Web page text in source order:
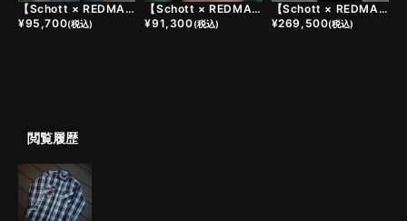
【Schott × REDMAN.】CUSTOM POUCH
¥95,700(税込)
【Schott × REDMAN.】CUSTOM WALLET
¥91,300(税込)
【Schott × REDMAN.】613UST ONESTAR TALL CUSTOM JACKET - BASIC【受注生産品】
¥269,500(税込)
閲覧履歴